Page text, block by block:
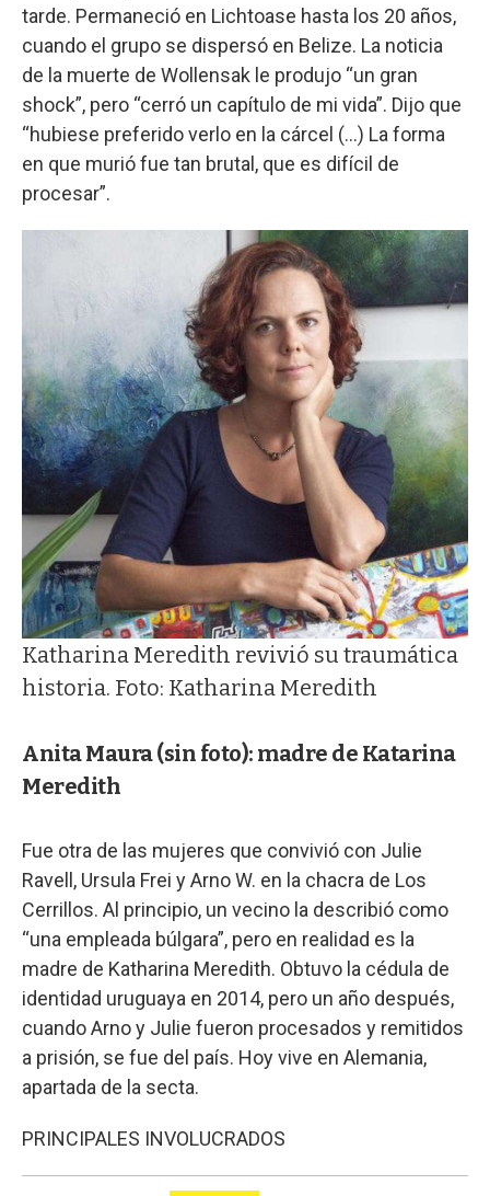
tarde. Permaneció en Lichtoase hasta los 20 años,
cuando el grupo se dispersó en Belize. La noticia
de la muerte de Wollensak le produjo “un gran
shock”, pero “cerró un capítulo de mi vida”. Dijo que
“hubiese preferido verlo en la cárcel (...) La forma
en que murió fue tan brutal, que es difícil de
procesar”.
Katharina Meredith revivió su traumática
historia. Foto: Katharina Meredith
Anita Maura (sin foto): madre de Katarina
Meredith
Fue otra de las mujeres que convivió con Julie
Ravell, Ursula Frei y Arno W. en la chacra de Los
Cerrillos. Al principio, un vecino la describió como
“una empleada búlgara”, pero en realidad es la
madre de Katharina Meredith. Obtuvo la cédula de
identidad uruguaya en 2014, pero un año después,
cuando Arno y Julie fueron procesados y remitidos
a prisión, se fue del país. Hoy vive en Alemania,
apartada de la secta.
PRINCIPALES INVOLUCRADOS